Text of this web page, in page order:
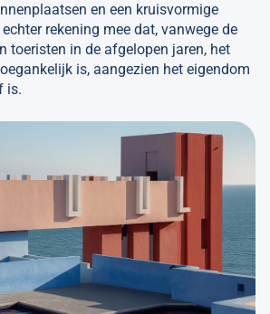
en een kruisvormige
rekening mee dat, vanwege de
toeristen in de afgelopen jaren, het
is, aangezien het eigendom
is.